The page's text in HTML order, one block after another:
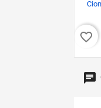
favorite_border